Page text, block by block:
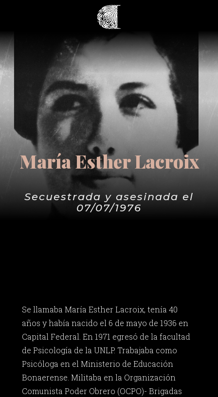
María Esther Lacroix
Secuestrada y asesinada el
07/07/1976
Se llamaba María Esther Lacroix, tenía 40
años y había nacido el 6 de mayo de 1936 en
Capital Federal. En 1971 egresó de la facultad
de Psicología de la UNLP. Trabajaba como
Psicóloga en el Ministerio de Educación
Bonaerense. Militaba en la Organización
Comunista Poder Obrero (OCPO)- Brigadas